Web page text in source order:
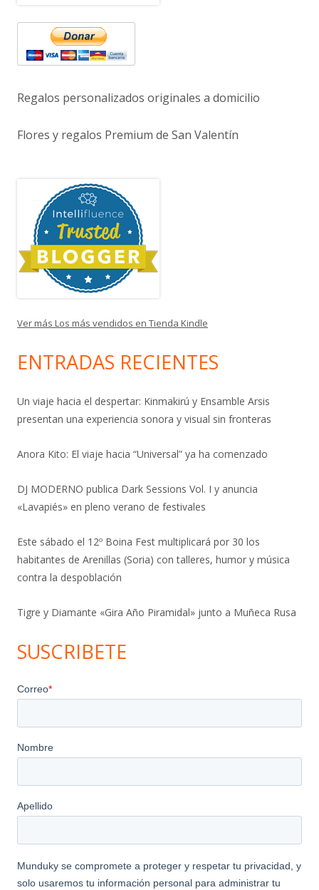
Regalos personalizados originales a domicilio
Flores y regalos Premium de San Valentín
Ver más Los más vendidos en Tienda Kindle
ENTRADAS RECIENTES
Un viaje hacia el despertar: Kinmakirú y Ensamble Arsis
presentan una experiencia sonora y visual sin fronteras
Anora Kito: El viaje hacia “Universal” ya ha comenzado
DJ MODERNO publica Dark Sessions Vol. I y anuncia
«Lavapiés» en pleno verano de festivales
Este sábado el 12º Boina Fest multiplicará por 30 los
habitantes de Arenillas (Soria) con talleres, humor y música
contra la despoblación
Tigre y Diamante «Gira Año Piramidal» junto a Muñeca Rusa
SUSCRIBETE